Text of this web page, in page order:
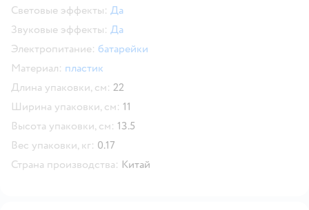
Световые эффекты: Да
Звуковые эффекты: Да
Электропитание: батарейки
Материал: пластик
Длина упаковки, см: 22
Ширина упаковки, см: 11
Высота упаковки, см: 13.5
Вес упаковки, кг: 0.17
Страна производства: Китай